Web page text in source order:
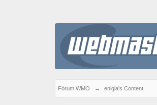
Fórum WMO → enigla's Content